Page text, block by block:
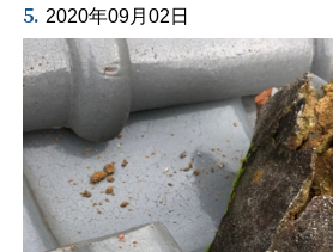
5. 2020年09月02日